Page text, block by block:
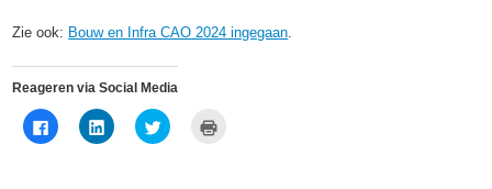
Zie ook: Bouw en Infra CAO 2024 ingegaan.
Reageren via Social Media
Klik
om
Klik
om
Klik
om